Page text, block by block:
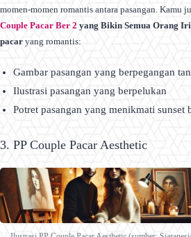
momen-momen romantis antara pasangan. Kamu
Couple Pacar Ber 2 yang Bikin Semua Orang Iri
pacar yang romantis:
Gambar pasangan yang berpegangan
Ilustrasi pasangan yang berpelukan
Potret pasangan yang menikmati sunset
3. PP Couple Pacar Aesthetic